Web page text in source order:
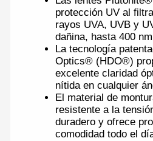
protección UV al
rayos UVA, UVB y
dañina, hasta 400 nm
La tecnología
Optics® (HDO®)
excelente claridad
nítida en cualquier
El material de
resistente a la
duradero y ofrece
comodidad todo el